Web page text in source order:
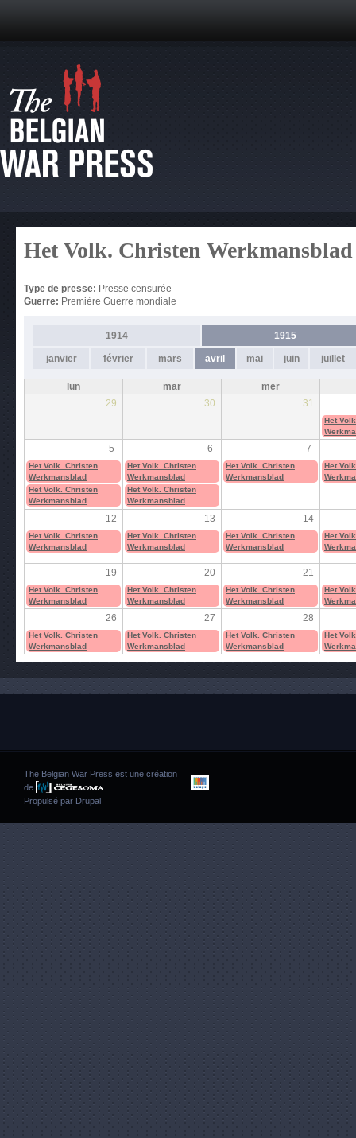
Het Volk. Christen Werkmansblad
Type de presse: Presse censurée
Guerre: Première Guerre mondiale
1914 1915
janvier février mars avril mai juin juillet
lun mar
mer
29
30 31
Het
5 6 7
Het Volk. Christen
Werkmansblad
Het Volk. Christen
Werkmansblad
Het Volk. Christen
Werkmansblad
Het Volk. Christen
Werkmansblad
Het Volk. Christen
Werkmansblad
Het
12 13 14
Het Volk. Christen
Werkmansblad
Het Volk. Christen
Werkmansblad
Het Volk. Christen
Werkmansblad
Het
19 20 21
Het Volk. Christen
Werkmansblad
Het Volk. Christen
Werkmansblad
Het Volk. Christen
Werkmansblad
Het
26 27 28
Het Volk. Christen
Werkmansblad
Het Volk. Christen
Werkmansblad
Het Volk. Christen
Werkmansblad
Het
The Belgian War Press est une création
de
Propulsé par Drupal